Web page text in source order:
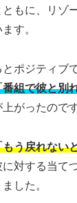
もに、リゾ
す。
ポジティブ
番組で彼と別
がったのです
もう戻れない
対する当て
した。